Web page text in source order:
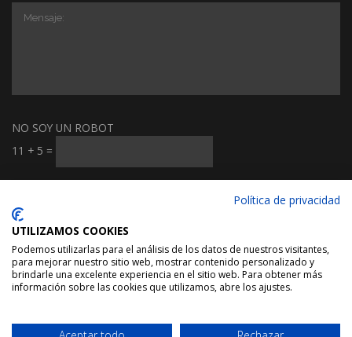
NO SOY UN ROBOT
11 + 5 =
personales.
Política de privacidad
UTILIZAMOS COOKIES
Podemos utilizarlas para el análisis de los datos de nuestros visitantes,
para mejorar nuestro sitio web, mostrar contenido personalizado y
brindarle una excelente experiencia en el sitio web. Para obtener más
información sobre las cookies que utilizamos, abre los ajustes.